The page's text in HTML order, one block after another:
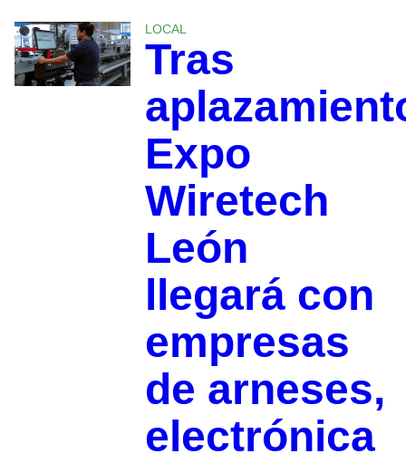
LOCAL
Tras
Expo
Wiretech
León
llegará con
empresas
de arneses,
electrónica